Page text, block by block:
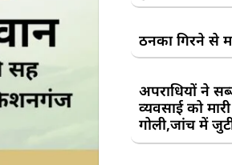
ठनका गिरने से
अपराधियों ने
व्यवसाई को मारी
गोली,जांच में